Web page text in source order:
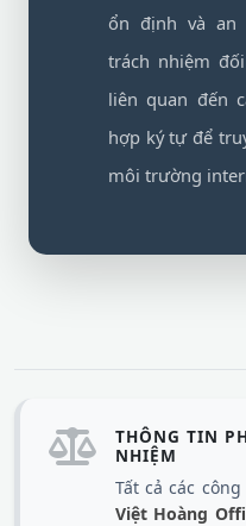
ổn định và an
trách nhiệm
liên quan đến
hợp ký tự để
môi trường
THÔNG TIN
NHIỆM
Tất cả các
Việt Hoàng